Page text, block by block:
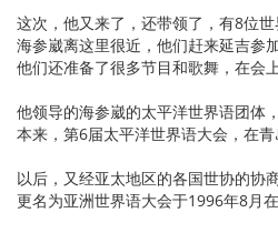
这次，他又来了，还带领了，有8位世
海参崴离这里很近，他们赶来延吉参
他们还准备了很多节目和歌舞，在会上
他领导的海参崴的太平洋世界语团体
本来，第6届太平洋世界语大会，在青
以后，又经亚太地区的各国世协的协
更名为亚洲世界语大会于1996年8月在